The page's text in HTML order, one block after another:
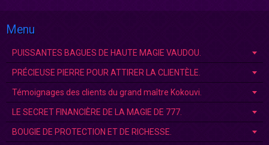
Menu
PUISSANTES BAGUES DE HAUTE MAGIE VAUDOU.
PRÉCIEUSE PIERRE POUR ATTIRER LA CLIENTÈLE.
Témoignages des clients du grand maître Kokouvi.
LE SECRET FINANCIÈRE DE LA MAGIE DE 777.
BOUGIE DE PROTECTION ET DE RICHESSE.